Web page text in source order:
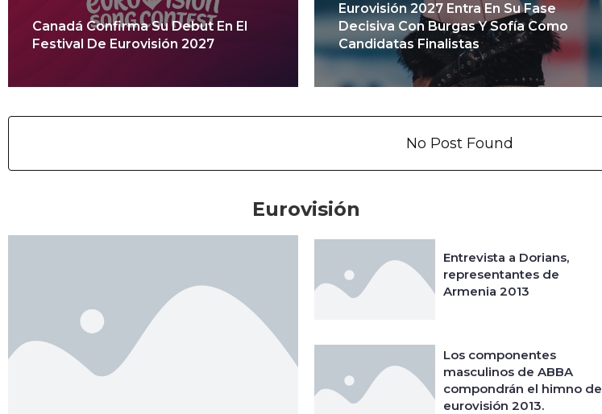
Eurovisión 2027 Entra En Su Fase
Decisiva Con Burgas Y Sofía Como
Candidatas Finalistas
Canadá Confirma Su Debut En El
Festival De Eurovisión 2027
No Post Found
Eurovisión
Entrevista a Dorians,
representantes de
Armenia 2013
Los componentes
masculinos de ABBA
compondrán el himno de
eurovisión 2013.